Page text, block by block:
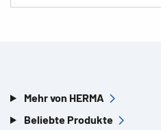
Mehr von HERMA
Beliebte Produkte